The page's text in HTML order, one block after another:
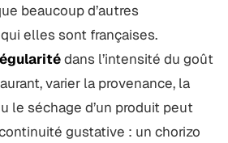
beaucoup d’autres
elles sont françaises.
dans l’intensité du goût
varier la provenance, la
le séchage d’un produit peut
gustative : un chorizo